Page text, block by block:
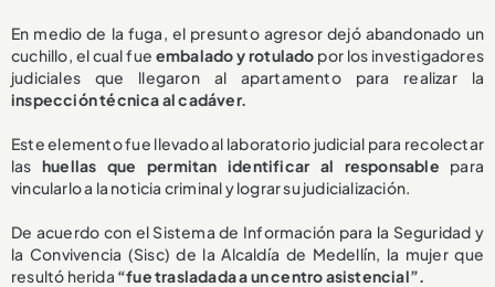
En medio de la fuga, el presunto agresor dejó abandonado un
cuchillo, el cual fue embalado y rotulado por los investigadores
judiciales que llegaron al apartamento para realizar la
inspección técnica al cadáver.
Este elemento fue llevado al laboratorio judicial para recolectar
lashuellas que permitan identificar al responsable para
vincularlo a la noticia criminal y lograr su judicialización.
De acuerdo con el Sistema de Información para la Seguridad y
la Convivencia (Sisc) de la Alcaldía de Medellín, la mujer que
resultó herida “fue trasladada a un centro asistencial”.